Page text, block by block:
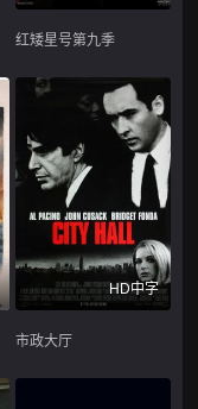
红矮星号第九季
HD中字
市政大厅